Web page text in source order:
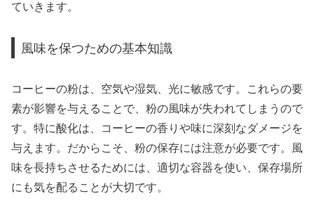
ていきます。
風味を保つための基本知識
コーヒーの粉は、空気や湿気、光に敏感です。これらの要
素が影響を与えることで、粉の風味が失われてしまうので
す。特に酸化は、コーヒーの香りや味に深刻なダメージを
与えます。だからこそ、粉の保存には注意が必要です。風
味を長持ちさせるためには、適切な容器を使い、保存場所
にも気を配ることが大切です。